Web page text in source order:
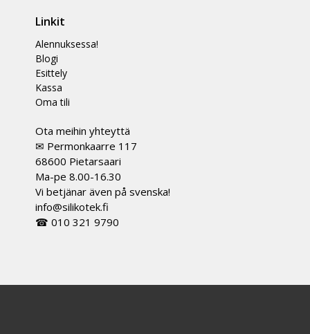
Linkit
Alennuksessa!
Blogi
Esittely
Kassa
Oma tili
Ota meihin yhteyttä
✉ Permonkaarre 117
68600 Pietarsaari
Ma-pe 8.00-16.30
Vi betjänar även på svenska!
info@silikotek.fi
☎ 010 321 9790